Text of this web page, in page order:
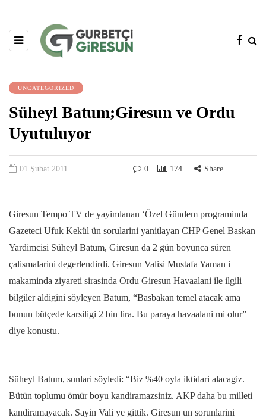
UNCATEGORIZED
Süheyl Batum;Giresun ve Ordu
Uyutuluyor
01 Şubat 2011 0 174 Share
Giresun Tempo TV de yayimlanan ‘Özel Gündem programinda
Gazeteci Ufuk Kekül ün sorularini yanitlayan CHP Genel Baskan
Yardimcisi Süheyl Batum, Giresun da 2 gün boyunca süren
çalismalarini degerlendirdi. Giresun Valisi Mustafa Yaman i
makaminda ziyareti sirasinda Ordu Giresun Havaalani ile ilgili
bilgiler aldigini söyleyen Batum, “Basbakan temel atacak ama
bunun bütçede karsiligi 2 bin lira. Bu paraya havaalani mi olur”
diye konustu.
Süheyl Batum, sunlari söyledi: “Biz %40 oyla iktidari alacagiz.
Bütün toplumu ömür boyu kandiramazsiniz. AKP daha bu milleti
kandiramayacak. Sayin Vali ye gittik. Giresun un sorunlarini